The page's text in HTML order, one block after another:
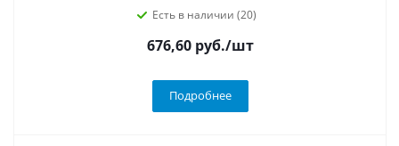
Есть в наличии (20)
676,60 руб./шт
Подробнее